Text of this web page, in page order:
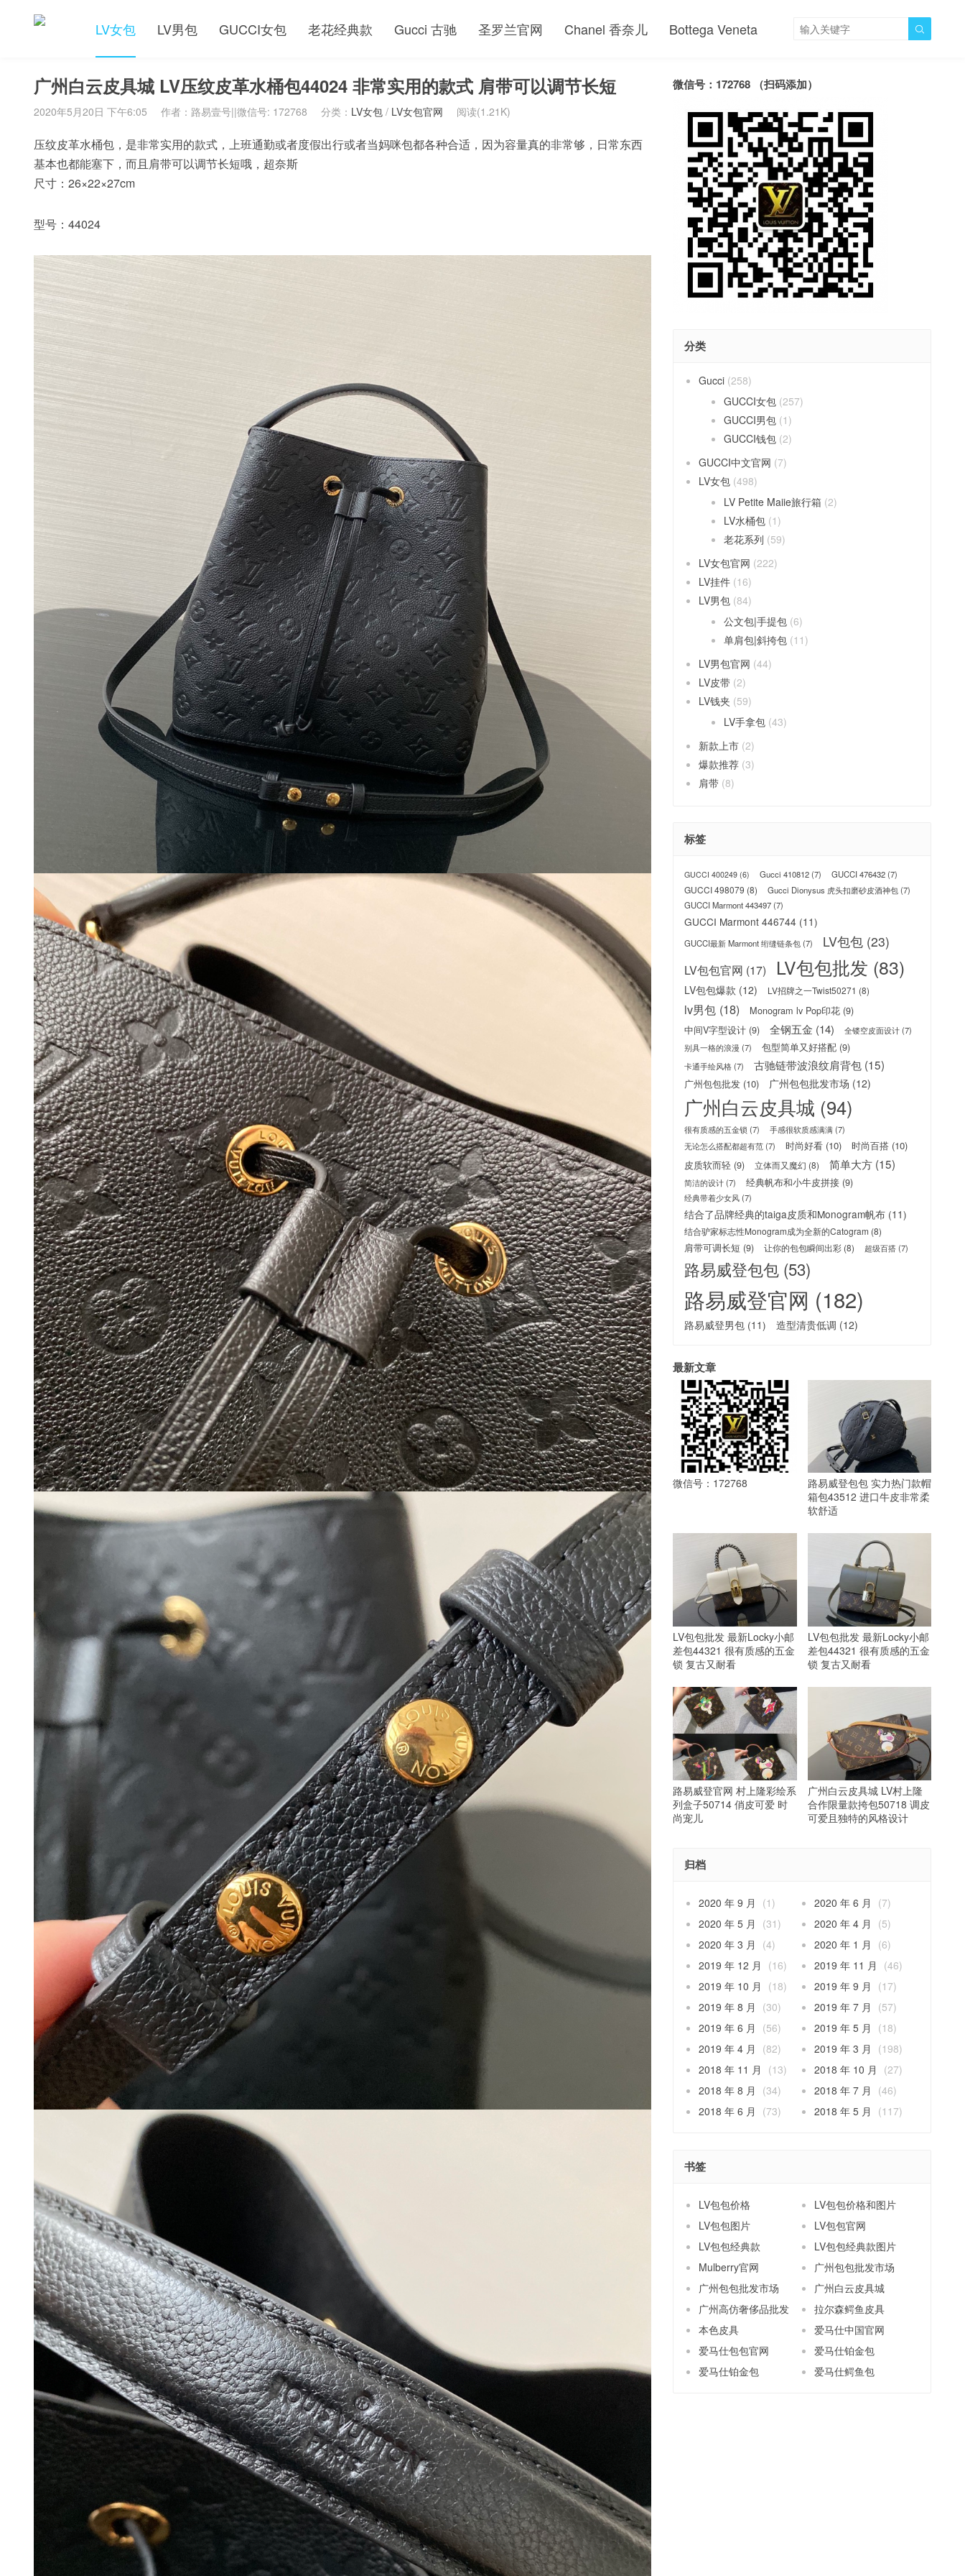
LV女包 LV男包 GUCCI女包 老花经典款 Gucci 古驰 圣罗兰官网 Chanel 香奈儿 Bottega Veneta 
广州白云皮具城 LV压纹皮革水桶包44024 非常实用的款式 肩带可以调节长短
2020年5月20日 下午6:05 作者：路易壹号||微信号: 172768 分类： LV女包 / LV女包官网 阅读(1.21K)
压纹皮革水桶包，是非常实用的款式，上班通勤或者度假出行或者当妈咪包都各种合适，因为容量真的非常够，日常东西
基本也都能塞下，而且肩带可以调节长短哦，超奈斯
尺寸：26×22×27cm
型号：44024
微信号：172768 （扫码添加）
分类
Gucci (258)
GUCCI女包 (257)
GUCCI男包 (1)
GUCCI钱包 (2)
GUCCI中文官网 (7)
LV女包 (498)
LV Petite Maiie旅行箱 (2)
LV水桶包 (1)
老花系列 (59)
LV女包官网 (222)
LV挂件 (16)
LV男包 (84)
公文包|手提包 (6)
单肩包|斜挎包 (11)
LV男包官网 (44)
LV皮带 (2)
LV钱夹 (59)
LV手拿包 (43)
新款上市 (2)
爆款推荐 (3)
肩带 (8)
标签
GUCCI 400249 (6) Gucci 410812(7) GUCCI 476432(7)
GUCCI 498079 (8) Gucci Dionysus 虎头扣磨砂皮酒神包(7)
GUCCI Marmont 443497(7)
GUCCI Marmont 446744 (11)
GUCCI最新 Marmont 绗缝链条包(7) LV包包 (23)
LV包包官网 (17) LV包包批发 (83)
LV包包爆款 (12) LV招牌之一Twist50271 (8)
lv男包 (18) Monogram lv Pop印花 (9)
中间V字型设计 (9) 全钢五金 (14) 全镂空皮面设计(7)
别具一格的浪漫 (7) 包型简单又好搭配 (9)
卡通手绘风格(7) 古驰链带波浪纹肩背包 (15)
广州包包批发 (10) 广州包包批发市场 (12)
广州白云皮具城 (94)
很有质感的五金锁 (7) 手感很软质感满满(7)
无论怎么搭配都超有范(7) 时尚好看 (10) 时尚百搭 (10)
皮质软而轻 (9) 立体而又魔幻 (8) 简单大方 (15)
简洁的设计(7) 经典帆布和小牛皮拼接 (9)
经典带着少女风(7)
结合了品牌经典的taiga皮质和Monogram帆布 (11)
结合驴家标志性Monogram成为全新的Catogram (8)
肩带可调长短 (9) 让你的包包瞬间出彩 (8) 超级百搭(7)
路易威登包包 (53)
路易威登官网 (182)
路易威登男包 (11) 造型清贵低调 (12)
最新文章
微信号：172768
路易威登包包 实力热门款帽
箱包43512 进口牛皮非常柔
软舒适
LV包包批发 最新Locky小邮
差包44321 很有质感的五金
锁 复古又耐看
LV包包批发 最新Locky小邮
差包44321 很有质感的五金
锁 复古又耐看
路易威登官网 村上隆彩绘系
列盒子50714 俏皮可爱 时
尚宠儿
广州白云皮具城 LV村上隆
合作限量款挎包50718 调皮
可爱且独特的风格设计
归档
2020 年 9 月 (1) 2020 年 6 月
(7)
2020 年 5 月
(31) 2020 年 4 月
(5)
2020 年 3 月
(4) 2020 年 1 月
(6)
2019 年 12 月
(16) 2019 年 11 月
(46)
2019 年 10 月
(18) 2019 年 9 月
(17)
2019 年 8 月
(30) 2019 年 7 月
(57)
2019 年 6 月
(56) 2019 年 5 月
(18)
2019 年 4 月
(82) 2019 年 3 月
(198)
2018 年 11 月
(13) 2018 年 10 月
(27)
2018 年 8 月
(34) 2018 年 7 月
(46)
2018 年 6 月
(73) 2018 年 5 月 (117)
书签
LV包包价格
LV包包价格和图片
LV包包图片
LV包包官网
LV包包经典款
LV包包经典款图片
Mulberry官网
广州包包批发市场
广州包包批发市场
广州白云皮具城
广州高仿奢侈品批发
拉尔森鳄鱼皮具
本色皮具
爱马仕中国官网
爱马仕包包官网
爱马仕铂金包
爱马仕铂金包
爱马仕鳄鱼包